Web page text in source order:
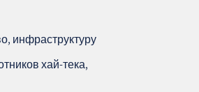
инфраструктуру
хай‑тека,